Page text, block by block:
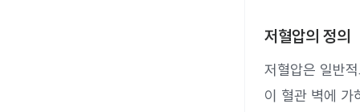
저혈압의 정의
저혈압은 일반
이 혈관 벽에 가